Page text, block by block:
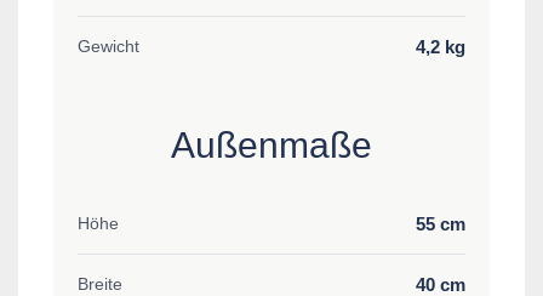
Gewicht 4,2 kg
Außenmaße
Höhe 55 cm
Breite 40 cm